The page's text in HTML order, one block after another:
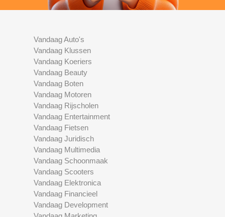
Vandaag Auto's
Vandaag Klussen
Vandaag Koeriers
Vandaag Beauty
Vandaag Boten
Vandaag Motoren
Vandaag Rijscholen
Vandaag Entertainment
Vandaag Fietsen
Vandaag Juridisch
Vandaag Multimedia
Vandaag Schoonmaak
Vandaag Scooters
Vandaag Elektronica
Vandaag Financieel
Vandaag Development